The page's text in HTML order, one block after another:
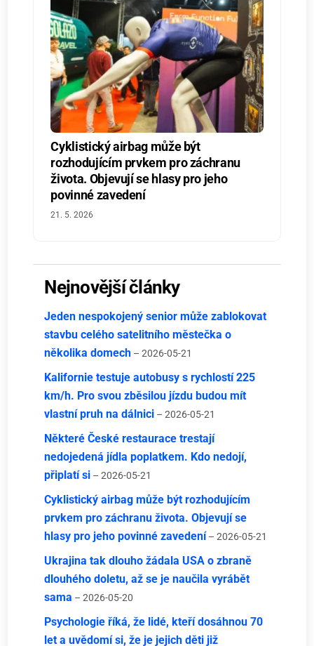
Cyklistický airbag může být
rozhodujícím prvkem pro záchranu
života. Objevují se hlasy pro jeho
povinné zavedení
21. 5. 2026
Nejnovější články
Jeden nespokojený senior může zablokovat
stavbu celého satelitního městečka o
několika domech – 2026-05-21
Kalifornie testuje autobusy s rychlostí 225
km/h. Pro svou zběsilou jízdu budou mít
vlastní pruh na dálnici – 2026-05-21
Některé České restaurace trestají
nedojedená jídla poplatkem. Kdo nedojí,
připlatí si – 2026-05-21
Cyklistický airbag může být rozhodujícím
prvkem pro záchranu života. Objevují se
hlasy pro jeho povinné zavedení – 2026-05-21
Ukrajina tak dlouho žádala USA o zbraně
dlouhého doletu, až se je naučila vyrábět
sama – 2026-05-20
Psychologie říká, že lidé, kteří dosáhnou 70
let a uvědomí si, že je jejich děti již